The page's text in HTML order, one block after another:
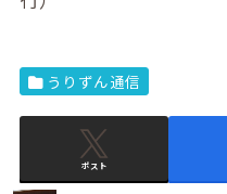
うりずん通信
ポスト